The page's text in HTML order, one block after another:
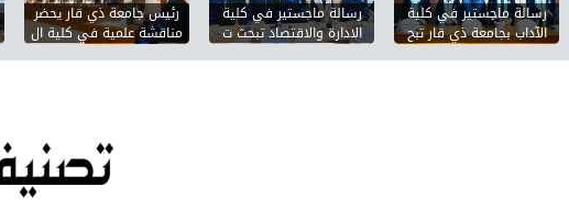
رسالة ماجستير في كلية
الآداب بجامعة ذي قار تبح
رسالة ماجستير في كلية
الادارة والاقتصاد تبحث ت
رئيس جامعة ذي قار يحضر
مناقشة علمية في كلية ال